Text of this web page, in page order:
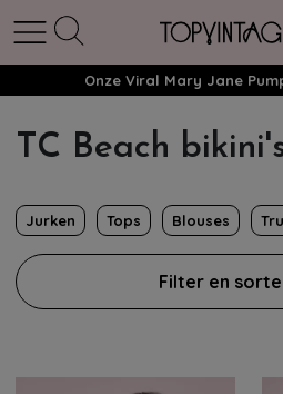
Onze Viral Mary Jane
TC Beach
Jurken Tops Blouses
Filter en